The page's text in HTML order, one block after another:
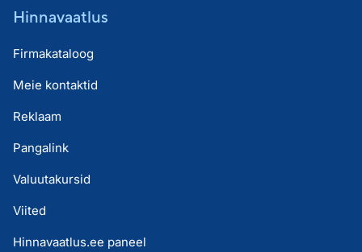
Hinnavaatlus
Firmakataloog
Meie kontaktid
Reklaam
Pangalink
Valuutakursid
Viited
Hinnavaatlus.ee paneel